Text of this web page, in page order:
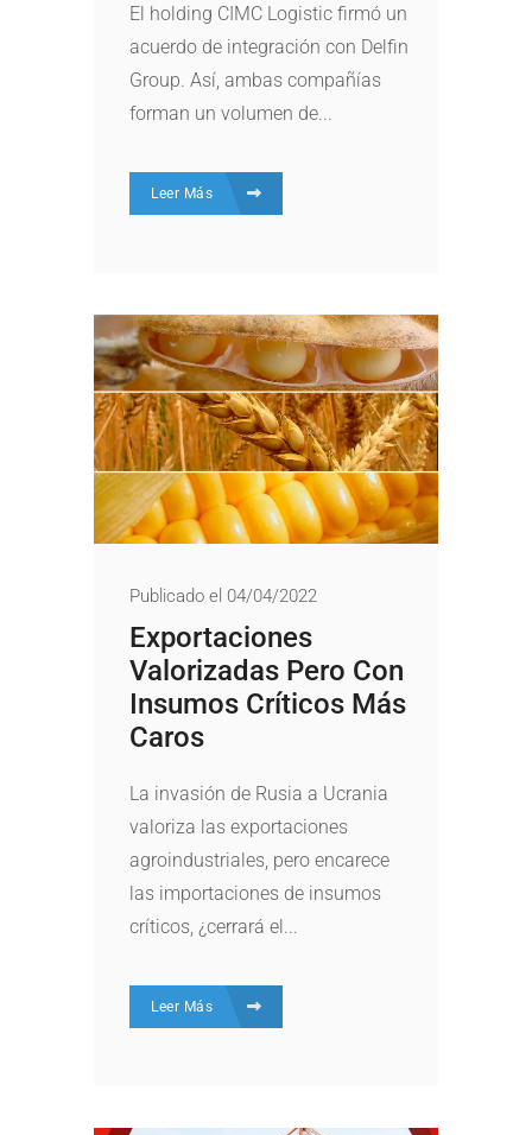
El holding CIMC Logistic firmó un
acuerdo de integración con Delfin
Group. Así, ambas compañías
forman un volumen de...
Leer Más
Publicado el 04/04/2022
Exportaciones
Valorizadas Pero Con
Insumos Críticos Más
Caros
La invasión de Rusia a Ucrania
valoriza las exportaciones
agroindustriales, pero encarece
las importaciones de insumos
críticos, ¿cerrará el...
Leer Más